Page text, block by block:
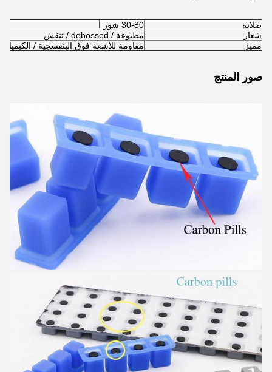
صلابة
30-80 شور أ
شعار
مطبوعة / debossed / تنقش
مميز
مقاومة للأشعة فوق البنفسجية /
صور المنتج